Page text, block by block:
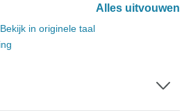
Alles uitvouwen
Bekijk in originele taal